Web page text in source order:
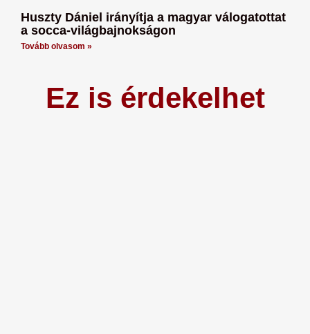
Huszty Dániel irányítja a magyar válogatottat
a socca-világbajnokságon
Tovább olvasom »
Ez is érdekelhet